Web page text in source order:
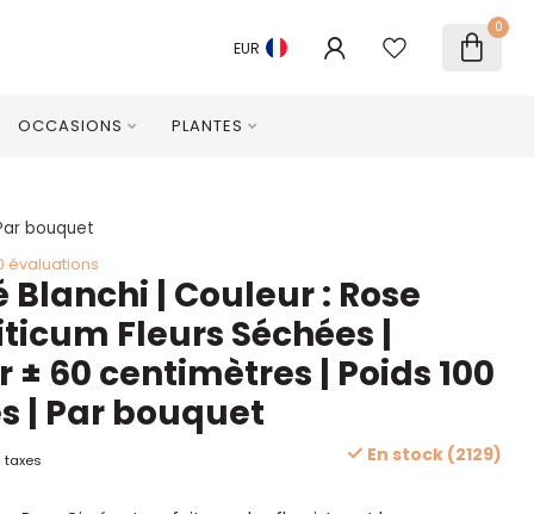
EUR
0
OCCASIONS PLANTES
bouquet
évaluations
Blanchi | Couleur : Rose
Fleurs Séchées |
± 60 centimètres | Poids 100
| Par bouquet
taxes En stock (2129)